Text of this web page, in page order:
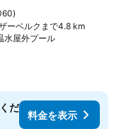
ーベルクまで4.8 km
水屋外プール料金を表示
だ
料金を表示